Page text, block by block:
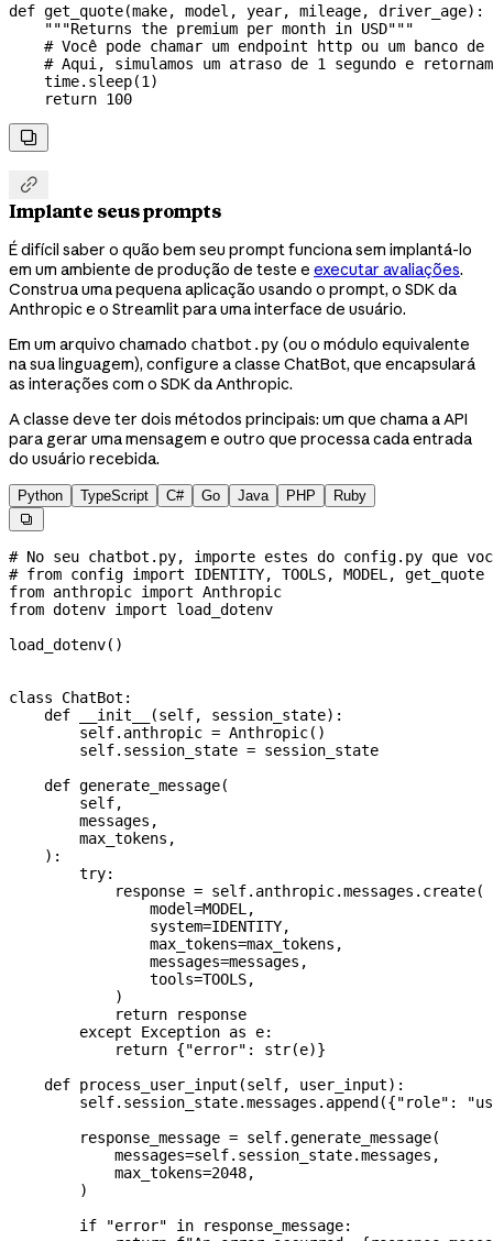
def get_quote(make, model , year, mileage, driver_age):
    """Returns the premium per month in USD"""
# Você pode chamar um endpoint http ou um banco de
# Aqui, simulamos um atraso de 1 segundo e
    time.sleep(
1 )
    return
100


Implante seus prompts
É difícil saber o quão bem seu prompt funciona sem implantá-lo
em um ambiente de produção de teste e executar avaliações.
Construa uma pequena aplicação usando o prompt, o SDK da
Anthropic e o Streamlit para uma interface de usuário.
Em um arquivo chamado chatbot.py (ou o módulo equivalente
na sua linguagem), configure a classe ChatBot, que encapsulará
as interações com o SDK da Anthropic.
A classe deve ter dois métodos principais: um que chama a API
para gerar uma mensagem e outro que processa cada entrada
do usuário recebida.
Python TypeScript C# Go Java PHP Ruby

# No seu chatbot.py, importe estes do config.py que
# from config import IDENTITY, TOOLS, MODEL, get_quote
from anthropic import Anthropic
from dotenv import load_dotenv
load_dotenv()
class ChatBot :
    def
__init__ (self, session_state):
        self
.anthropic = Anthropic()
        self
.session_state = session_state
    def
generate_message(
        self
,
        messages
,
        max_tokens
,
    ):
        try
:
            response
= self.anthropic.messages.create(
                model
=MODEL,
                system
=IDENTITY,
                max_tokens
=max_tokens,
                messages
=messages,
                tools
=TOOLS,
            )
            return
response
        except
Exception as e:
            return
{"error" : str(e)}
    def
process_user_input (self, user_input):
        self
.session_state.messages.append({"role" :
        response_message
= self.generate_message(
            messages
=self.session_state.messages,
            max_tokens
=2048,
        )
        if
"error" in response_message: